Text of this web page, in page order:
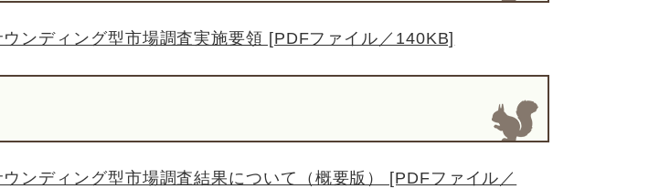
ンディング型市場調査実施要領 [PDFファイル／140KB]
ンディング型市場調査結果について（概要版） [PDFファイル／